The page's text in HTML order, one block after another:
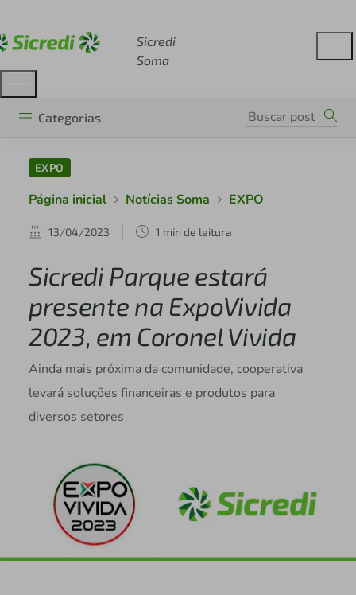
Sicredi
Soma
Categorias
EXPO
Página inicial Notícias Soma EXPO
13/04/2023 1 min de leitura
Sicredi Parque estará
presente na ExpoVivida
2023, em Coronel Vivida
Ainda mais próxima da comunidade, cooperativa
levará soluções financeiras e produtos para
diversos setores